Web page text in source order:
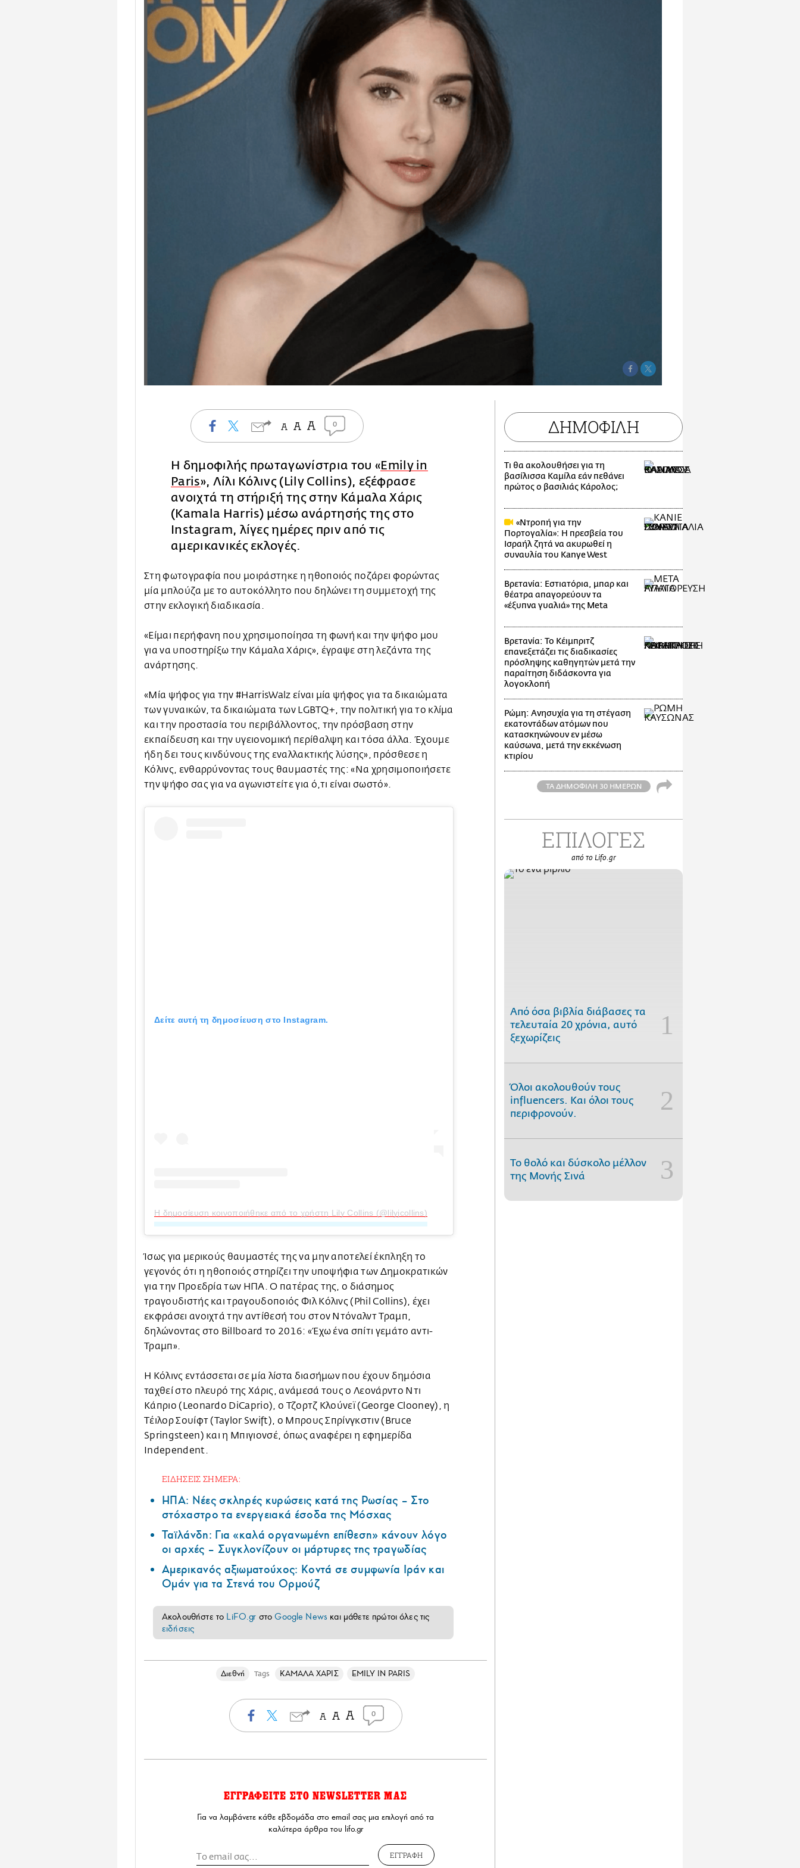
0
Η δημοφιλής πρωταγωνίστρια του «Emily in
Paris», Λίλι Κόλινς (Lily Collins), εξέφρασε
ανοιχτά τη στήριξή της στην Κάμαλα Χάρις
(Kamala Harris) μέσω ανάρτησής της στο
Instagram, λίγες ημέρες πριν από τις
αμερικανικές εκλογές.
Στη φωτογραφία που μοιράστηκε η ηθοποιός ποζάρει φορώντας
μία μπλούζα με το αυτοκόλλητο που δηλώνει τη συμμετοχή της
στην εκλογική διαδικασία.
«Είμαι περήφανη που χρησιμοποίησα τη φωνή και την ψήφο μου
για να υποστηρίξω την Κάμαλα Χάρις», έγραψε στη λεζάντα της
ανάρτησης.
«Μία ψήφος για την #HarrisWalz είναι μία ψήφος για τα δικαιώματα
των γυναικών, τα δικαιώματα των LGBTQ+, την πολιτική για το κλίμα
και την προστασία του περιβάλλοντος, την πρόσβαση στην
εκπαίδευση και την υγειονομική περίθαλψη και τόσα άλλα. Έχουμε
ήδη δει τους κινδύνους της εναλλακτικής λύσης», πρόσθεσε η
Κόλινς, ενθαρρύνοντας τους θαυμαστές της: «Να χρησιμοποιήσετε
την ψήφο σας για να αγωνιστείτε για ό,τι είναι σωστό».
Δείτε αυτή τη δημοσίευση στο Instagram.
Η δημοσίευση κοινοποιήθηκε από το χρήστη Lily Collins (@lilyjcollins)
Ίσως για μερικούς θαυμαστές της να μην αποτελεί έκπληξη το
γεγονός ότι η ηθοποιός στηρίζει την υποψήφια των Δημοκρατικών
για την Προεδρία των ΗΠΑ. Ο πατέρας της, ο διάσημος
τραγουδιστής και τραγουδοποιός Φιλ Κόλινς (Phil Collins), έχει
εκφράσει ανοιχτά την αντίθεσή του στον Ντόναλντ Τραμπ,
δηλώνοντας στο Billboard το 2016: «Έχω ένα σπίτι γεμάτο αντι-
Τραμπ».
Η Κόλινς εντάσσεται σε μία λίστα διασήμων που έχουν δημόσια
ταχθεί στο πλευρό της Χάρις, ανάμεσά τους ο Λεονάρντο Ντι
Κάπριο (Leonardο DiCaprio), o Τζορτζ Κλούνεϊ (George Clooney), η
Τέιλορ Σουίφτ (Taylor Swift), ο Μπρους Σπρίνγκστιν (Bruce
Springsteen) και η Μπιγιονσέ, όπως αναφέρει η εφημερίδα
Independent.
ΕΙΔΗΣΕΙΣ ΣΗΜΕΡΑ:
ΗΠΑ: Nέες σκληρές κυρώσεις κατά της Ρωσίας – Στο
στόχαστρο τα ενεργειακά έσοδα της Μόσχας
Ταϊλάνδη: Για «καλά οργανωμένη επίθεση» κάνουν λόγο
οι αρχές – Συγκλονίζουν οι μάρτυρες της τραγωδίας
Αμερικανός αξιωματούχος: Κοντά σε συμφωνία Ιράν και
Ομάν για τα Στενά του Ορμούζ
Ακολουθήστε το LiFO.gr στοGoogle News και μάθετε πρώτοι όλες τις
ειδήσεις
Διεθνή Tags ΚΑΜΑΛΑ ΧΑΡΙΣ EMILY IN PARIS
0
ΕΓΓΡΑΦΕΙΤΕ ΣΤΟ NEWSLETTER ΜΑΣ
Για να λαμβάνετε κάθε εβδομάδα στο email σας μια επιλογή από τα
καλύτερα άρθρα του lifo.gr
ΕΓΓΡΑΦΗ
ΔΗΜΟΦΙΛΗ
Τι θα ακολουθήσει για τη
βασίλισσα Καμίλα εάν πεθάνει
πρώτος ο βασιλιάς Κάρολος;
«Ντροπή για την
Πορτογαλία»: Η πρεσβεία του
Ισραήλ ζητά να ακυρωθεί η
συναυλία του Kanye West
Βρετανία: Εστιατόρια, μπαρ και
θέατρα απαγορεύουν τα
«έξυπνα γυαλιά» της Meta
Βρετανία: Το Κέιμπριτζ
επανεξετάζει τις διαδικασίες
πρόσληψης καθηγητών μετά την
παραίτηση διδάσκοντα για
λογοκλοπή
Ρώμη: Ανησυχία για τη στέγαση
εκατοντάδων ατόμων που
κατασκηνώνουν εν μέσω
καύσωνα, μετά την εκκένωση
κτιρίου
ΤΑ ΔΗΜΟΦΙΛΗ 30 ΗΜΕΡΩΝ
ΕΠΙΛΟΓΕΣ
από το Lifo.gr
Από όσα βιβλία διάβασες τα
τελευταία 20 χρόνια, αυτό
ξεχωρίζεις
Όλοι ακολουθούν τους
influencers. Και όλοι τους
περιφρονούν.
Το θολό και δύσκολο μέλλον
της Μονής Σινά